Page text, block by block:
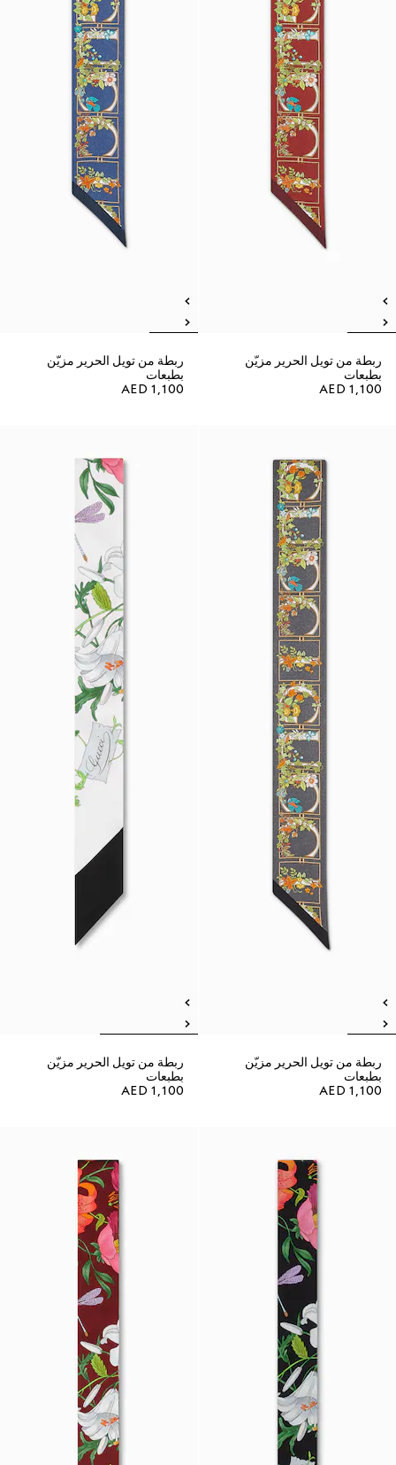
ربطة من تويل الحرير مزيّن
بطبعات
AED 1,100
ربطة من تويل الحرير مزيّن
بطبعات
AED 1,100
ربطة من تويل الحرير مزيّن
بطبعات
AED 1,100
ربطة من تويل الحرير مزيّن
بطبعات
AED 1,100